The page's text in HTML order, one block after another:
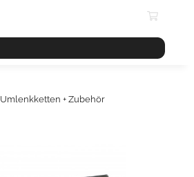
Umlenkketten + Zubehör